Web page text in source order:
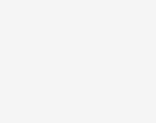
intézményi email cím,